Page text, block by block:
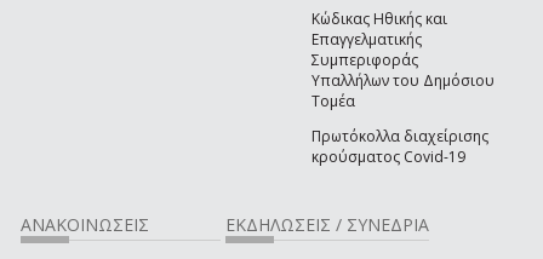
Κώδικας Ηθικής και
Επαγγελματικής
Συμπεριφοράς
Υπαλλήλων του Δημόσιου
Τομέα
Πρωτόκολλα διαχείρισης
κρούσματος Covid-19
ΑΝΑΚΟΙΝΩΣΕΙΣ ΕΚΔΗΛΩΣΕΙΣ / ΣΥΝΕΔΡΙΑ